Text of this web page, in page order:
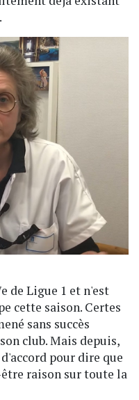
de Ligue 1 et n'est
cette saison. Certes
sans succès
club. Mais depuis,
pour dire que
raison sur toute la